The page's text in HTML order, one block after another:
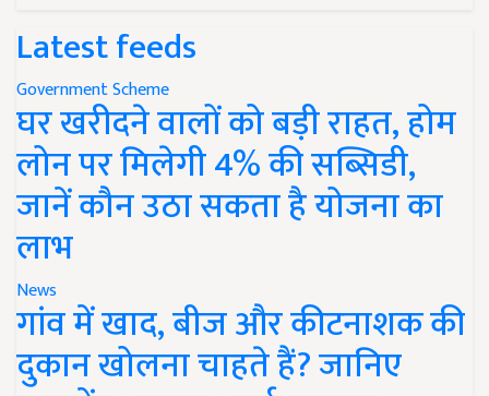
Latest feeds
Government Scheme
घर खरीदने वालों को बड़ी राहत, होम
लोन पर मिलेगी 4% की सब्सिडी,
जानें कौन उठा सकता है योजना का
लाभ
News
गांव में खाद, बीज और कीटनाशक की
दुकान खोलना चाहते हैं? जानिए